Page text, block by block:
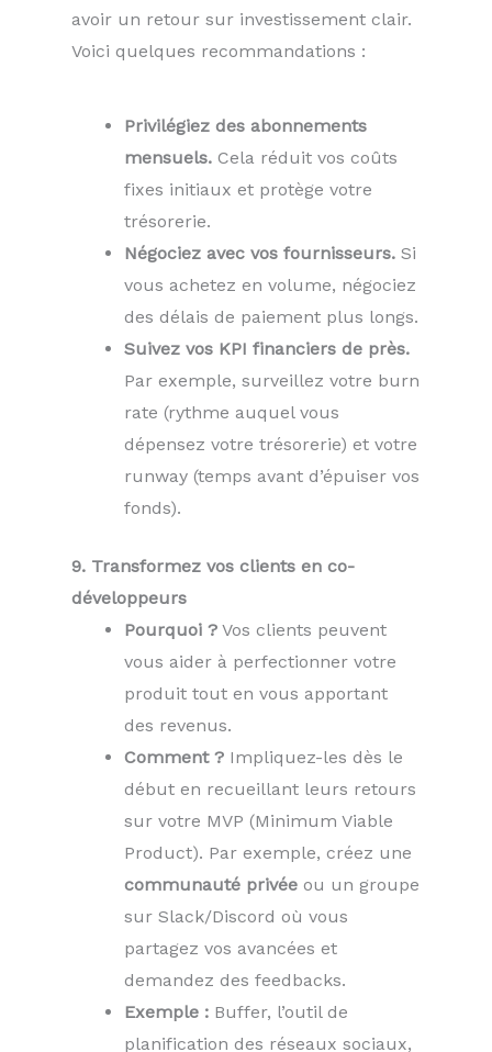
avoir un retour sur investissement clair.
Voici quelques recommandations :
Privilégiez des abonnements
mensuels. Cela réduit vos coûts
fixes initiaux et protège votre
trésorerie.
Négociez avec vos fournisseurs. Si
vous achetez en volume, négociez
des délais de paiement plus longs.
Suivez vos KPI financiers de près.
Par exemple, surveillez votre burn
rate (rythme auquel vous
dépensez votre trésorerie) et votre
runway (temps avant d’épuiser vos
fonds).
9. Transformez vos clients en co-
développeurs
Pourquoi ? Vos clients peuvent
vous aider à perfectionner votre
produit tout en vous apportant
des revenus.
Comment ? Impliquez-les dès le
début en recueillant leurs retours
sur votre MVP (Minimum Viable
Product). Par exemple, créez une
communauté privée ou un groupe
sur Slack/Discord où vous
partagez vos avancées et
demandez des feedbacks.
Exemple : Buffer, l’outil de
planification des réseaux sociaux,